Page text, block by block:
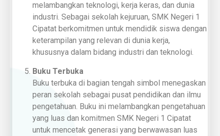
melambangkan teknologi, kerja keras, dan dunia
industri. Sebagai sekolah kejuruan, SMK Negeri 1
Cipatat berkomitmen untuk mendidik siswa dengan
keterampilan yang relevan di dunia kerja,
khususnya dalam bidang industri dan teknologi.
Buku Terbuka
Buku terbuka di bagian tengah simbol menegaskan
peran sekolah sebagai pusat pendidikan dan ilmu
pengetahuan. Buku ini melambangkan pengetahuan
yang luas dan komitmen SMK Negeri 1 Cipatat
untuk mencetak generasi yang berwawasan luas